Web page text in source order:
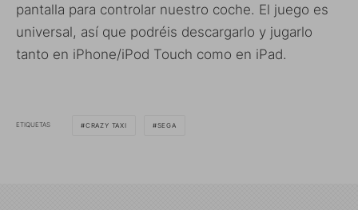
pantalla para controlar nuestro coche. El juego es
universal, así que podréis descargarlo y jugarlo
tanto en iPhone/iPod Touch como en iPad.
ETIQUETAS CRAZY TAXI SEGA